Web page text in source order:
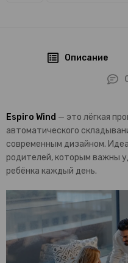
Описание
Espiro Wind — это лёгкая
автоматического
современным дизайном.
родителей, которым важны
ребёнка каждый день.